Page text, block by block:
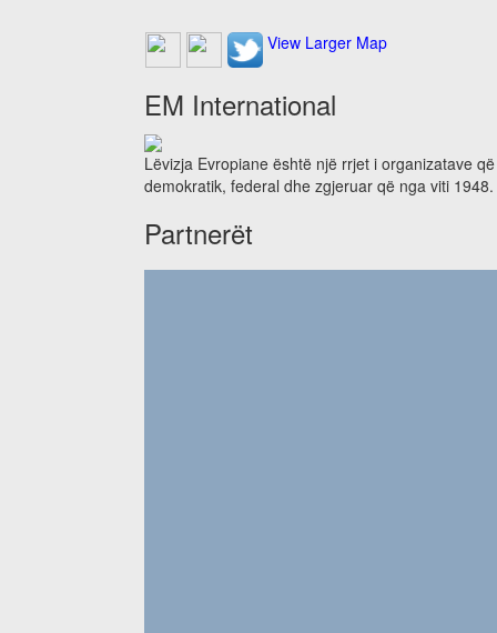
View Larger Map
EM International
Lëvizja Evropiane është një rrjet i organizatave
demokratik, federal dhe zgjeruar që nga viti 1948.
Partnerët